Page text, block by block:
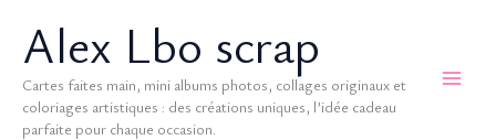
contenuAlex Lbo scrap
Cartes faites main, mini albums photos, collages originaux et
coloriages artistiques : des créations uniques, l’idée cadeau
parfaite pour chaque occasion.